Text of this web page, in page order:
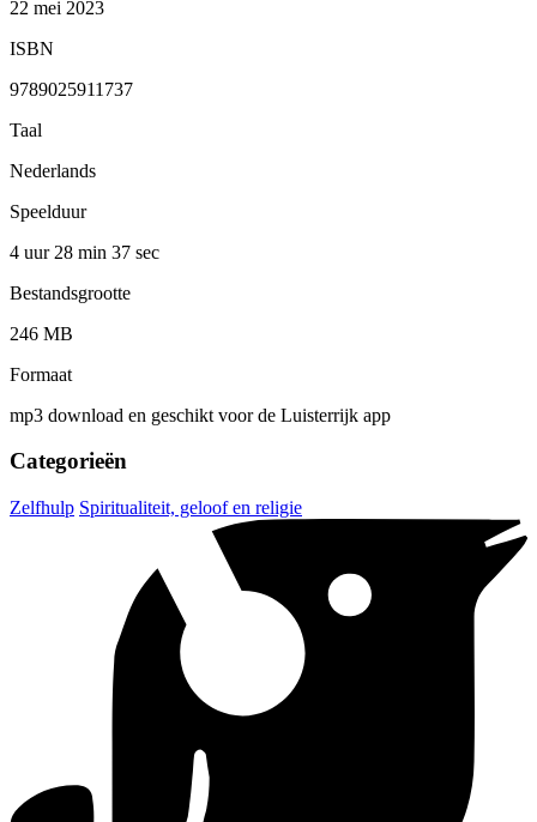
22 mei 2023
ISBN
9789025911737
Taal
Nederlands
Speelduur
4 uur 28 min 37 sec
Bestandsgrootte
246 MB
Formaat
mp3 download en geschikt voor de Luisterrijk app
Categorieën
Zelfhulp Spiritualiteit, geloof en religie